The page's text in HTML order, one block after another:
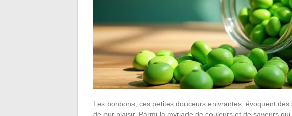
Les bonbons, ces petites douceurs enivrantes, évoquent